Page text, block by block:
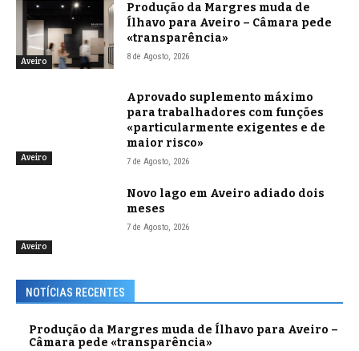
Aveiro
Produção da Margres muda de
Ílhavo para Aveiro – Câmara pede
«transparência»
8 de Agosto, 2026
Aveiro
Aprovado suplemento máximo
para trabalhadores com funções
«particularmente exigentes e de
maior risco»
7 de Agosto, 2026
Aveiro
Novo lago em Aveiro adiado dois
meses
7 de Agosto, 2026
NOTÍCIAS RECENTES
Produção da Margres muda de Ílhavo para Aveiro –
Câmara pede «transparência»